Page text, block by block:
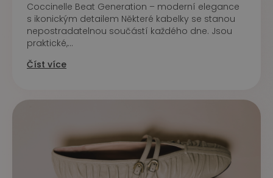
Coccinelle Beat Generation – moderní elegance
s ikonickým detailem Některé kabelky se stanou
nepostradatelnou součástí každého dne. Jsou
praktické,...
Číst více